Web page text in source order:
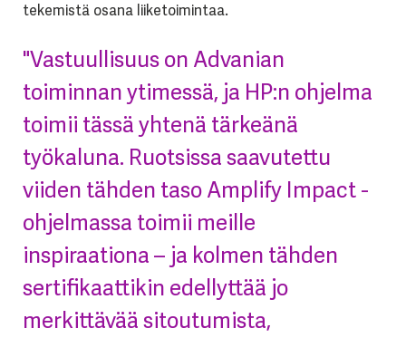
tekemistä osana liiketoimintaa.
"Vastuullisuus on Advanian
toiminnan ytimessä, ja HP:n ohjelma
toimii tässä yhtenä tärkeänä
työkaluna. Ruotsissa saavutettu
viiden tähden taso Amplify Impact -
ohjelmassa toimii meille
inspiraationa – ja kolmen tähden
sertifikaattikin edellyttää jo
merkittävää sitoutumista,